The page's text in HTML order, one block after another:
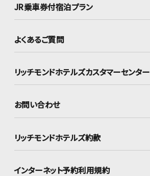
JR乗車券付宿泊プラン
よくあるご質問
リッチモンドホテルズカスタマーセンター
お問い合わせ
リッチモンドホテルズ約款
インターネット予約利用規約